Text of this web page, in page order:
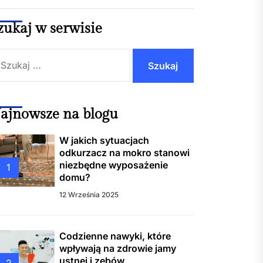
domu?
na zdrowie jamy ustnej
warto czekać do ostatniej
Plusy i minusy wakacji
2025
biletomatów jako
w cyfryzacji transportu i
publicznych
w serwisie
na blogu
1
W jakich sytuacjach
odkurzacz na mokro stanowi
niezbędne wyposażenie
domu?
12 Września 2025
Codzienne nawyki, które
wpływają na zdrowie jamy
ustnej i zębów